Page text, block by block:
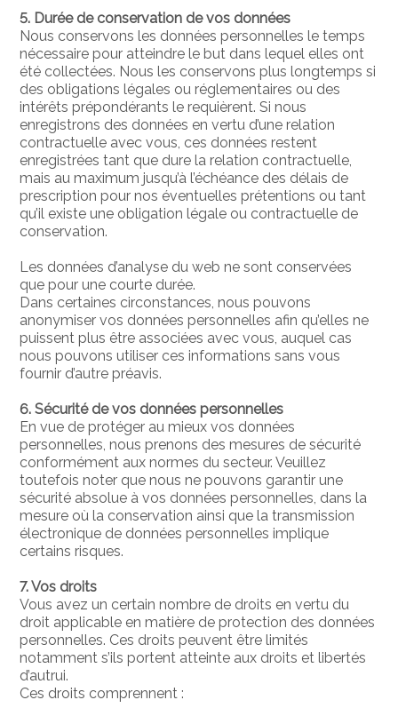
5. Durée de conservation de vos données
Nous conservons les données personnelles le temps
nécessaire pour atteindre le but dans lequel elles ont
été collectées. Nous les conservons plus longtemps si
des obligations légales ou réglementaires ou des
intérêts prépondérants le requièrent. Si nous
enregistrons des données en vertu d’une relation
contractuelle avec vous, ces données restent
enregistrées tant que dure la relation contractuelle,
mais au maximum jusqu’à l’échéance des délais de
prescription pour nos éventuelles prétentions ou tant
qu’il existe une obligation légale ou contractuelle de
conservation.
Les données d’analyse du web ne sont conservées
que pour une courte durée.
Dans certaines circonstances, nous pouvons
anonymiser vos données personnelles afin qu’elles ne
puissent plus être associées avec vous, auquel cas
nous pouvons utiliser ces informations sans vous
fournir d’autre préavis.
6. Sécurité de vos données personnelles
En vue de protéger au mieux vos données
personnelles, nous prenons des mesures de sécurité
conformément aux normes du secteur. Veuillez
toutefois noter que nous ne pouvons garantir une
sécurité absolue à vos données personnelles, dans la
mesure où la conservation ainsi que la transmission
électronique de données personnelles implique
certains risques.
7. Vos droits
Vous avez un certain nombre de droits en vertu du
droit applicable en matière de protection des données
personnelles. Ces droits peuvent être limités
notamment s’ils portent atteinte aux droits et libertés
d’autrui.
Ces droits comprennent :